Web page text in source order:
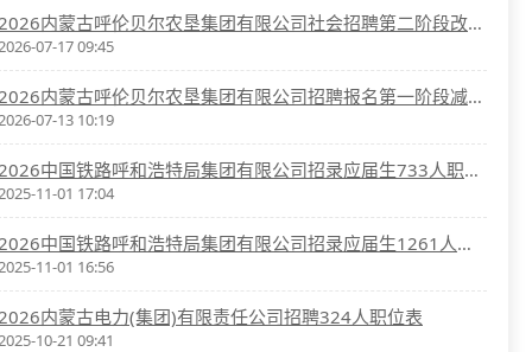
2026内蒙古呼伦贝尔农垦集团有限公司社会招聘第二阶段改报岗位公告
07-17 09:45
2026内蒙古呼伦贝尔农垦集团有限公司招聘报名第一阶段减少招聘岗位公告
07-13 10:19
2026中国铁路呼和浩特局集团有限公司招录应届生733人职位表
11-01 17:04
2026中国铁路呼和浩特局集团有限公司招录应届生1261人职位表
11-01 16:56
内蒙古电力(集团)有限责任公司招聘324人职位表
10-21 09:41